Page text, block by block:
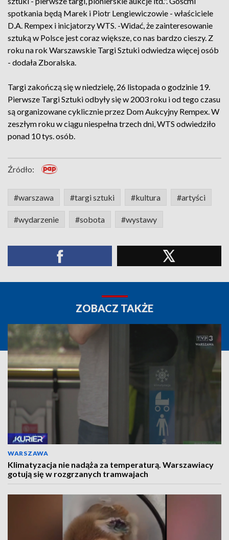
spotkania będą Marek i Piotr Lengiewiczowie - właściciele
D.A. Rempex i inicjatorzy WTS. -Widać, że zainteresowanie
sztuką w Polsce jest coraz większe, co nas bardzo cieszy. Z
roku na rok Warszawskie Targi Sztuki odwiedza więcej osób
- dodała Zboralska.
Targi zakończą się w niedzielę, 26 listopada o godzinie 19.
Pierwsze Targi Sztuki odbyły się w 2003 roku i od tego czasu
są organizowane cyklicznie przez Dom Aukcyjny Rempex. W
zeszłym roku w ciągu niespełna trzech dni, WTS odwiedziło
ponad 10 tys. osób.
Źródło:
#warszawa #targi sztuki #kultura #artyści
#wydarzenie #sobota #wystawy
ZOBACZ TAKŻE
WARSZAWA
Klimatyzacja nie nadąża za temperaturą. Warszawiacy
gotują się w rozgrzanych tramwajach